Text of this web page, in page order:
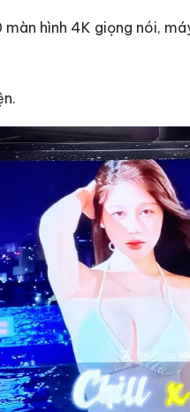
hình 4K giọng nói,